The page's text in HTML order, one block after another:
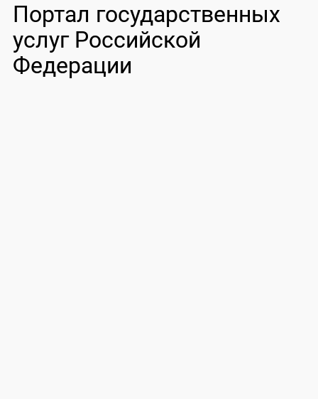
Портал государственных
услуг Российской
Федерации